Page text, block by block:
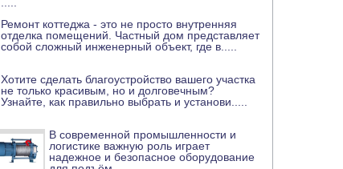
Ремонт коттеджа - это не просто внутренняя
отделка помещений. Частный дом представляет
собой сложный инженерный объект, где в
Хотите сделать благоустройство вашего участка
не только красивым, но и долговечным?
Узнайте, как правильно выбрать и установи
В современной промышленности и
логистике важную роль играет
надежное и безопасное оборудование